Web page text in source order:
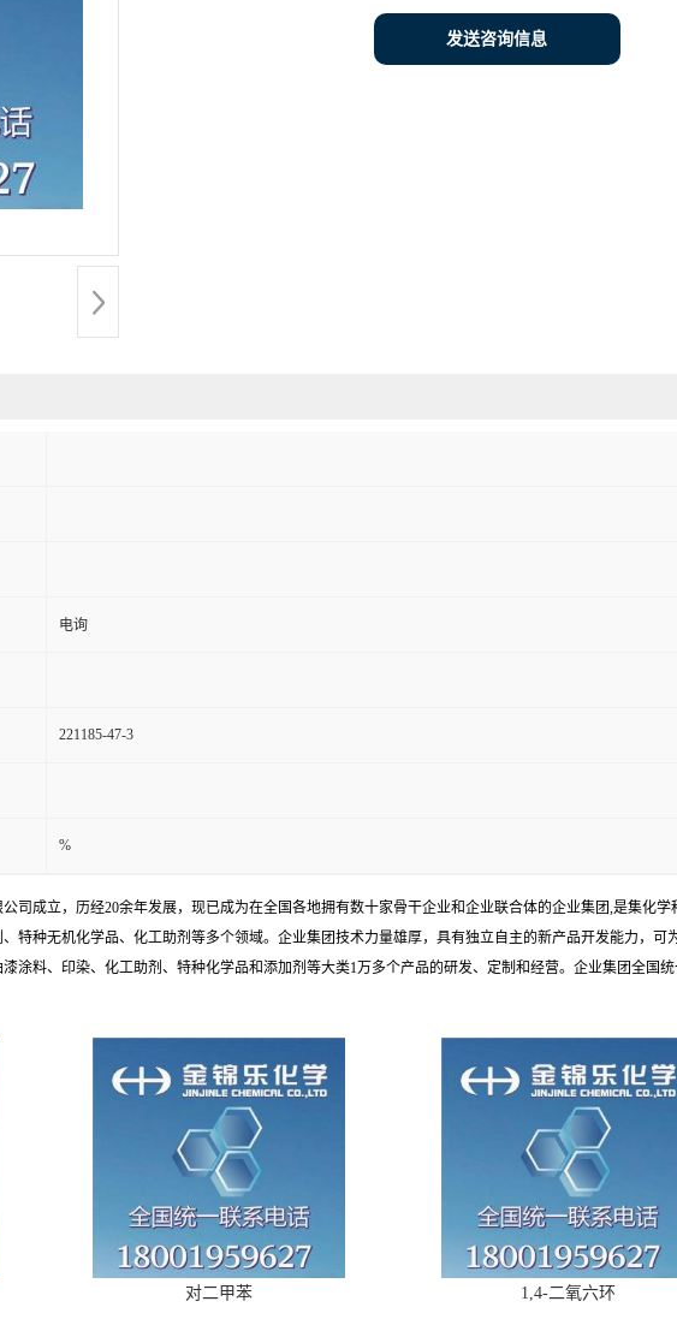
发送咨询信息
电询
221185-47-3
%
司成立，历经20余年发展，现已成为在全国各地拥有数十家骨干企业和企业联合体的企业集团,是集化
特种无机化学品、化工助剂等多个领域。企业集团技术力量雄厚，具有独立自主的新产品开发能力，
涂料、印染、化工助剂、特种化学品和添加剂等大类1万多个产品的研发、定制和经营。企业集团全国统
对二甲苯 1,4-二氧六环